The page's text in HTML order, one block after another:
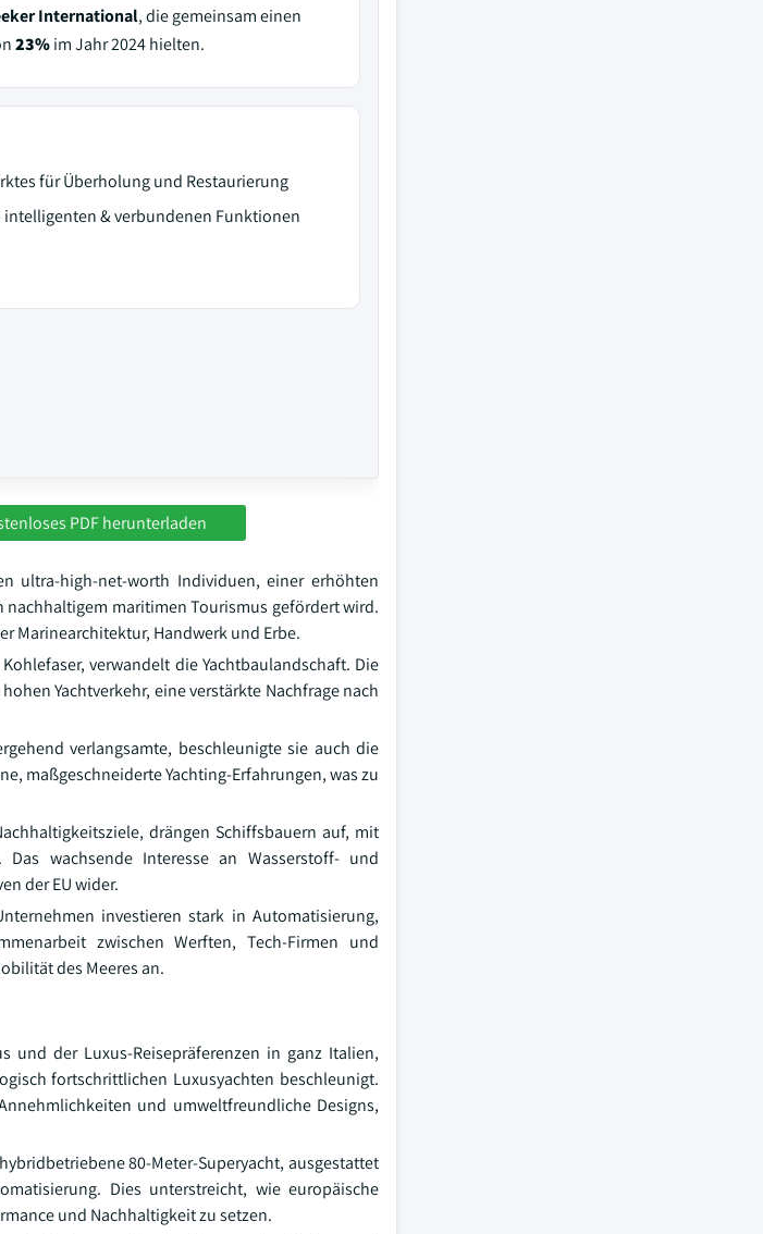
International, die gemeinsam einen
23%im Jahr 2024 hielten.
für Überholung und Restaurierung
& verbundenen Funktionen
PDF herunterladen
ultra-high-net-worth Individuen, einer erhöhten
maritimen Tourismus gefördert wird.
Marinearchitektur, Handwerk und Erbe.
verwandelt die Yachtbaulandschaft. Die
Yachtverkehr, eine verstärkte Nachfrage nach
verlangsamte, beschleunigte sie auch die
maßgeschneiderte Yachting-Erfahrungen, was zu
drängen Schiffsbauern auf, mit
wachsende Interesse an Wasserstoff- und
der EU wider.
investieren stark in Automatisierung,
zwischen Werften, Tech-Firmen und
des Meeres an.
und der Luxus-Reisepräferenzen in ganz Italien,
fortschrittlichen Luxusyachten beschleunigt.
und umweltfreundliche Designs,
80-Meter-Superyacht, ausgestattet
Dies unterstreicht, wie europäische
und Nachhaltigkeit zu setzen.